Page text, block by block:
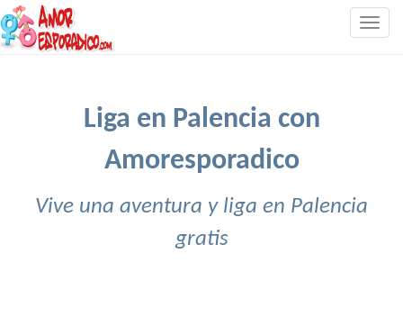
Liga en Palencia con
Amoresporadico
Vive una aventura y liga en Palencia
gratis